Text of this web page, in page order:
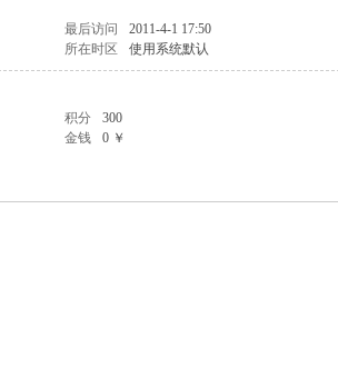
最后访问 2011-4-1 17:50
所在时区 使用系统默认
积分 300
金钱 0 ￥